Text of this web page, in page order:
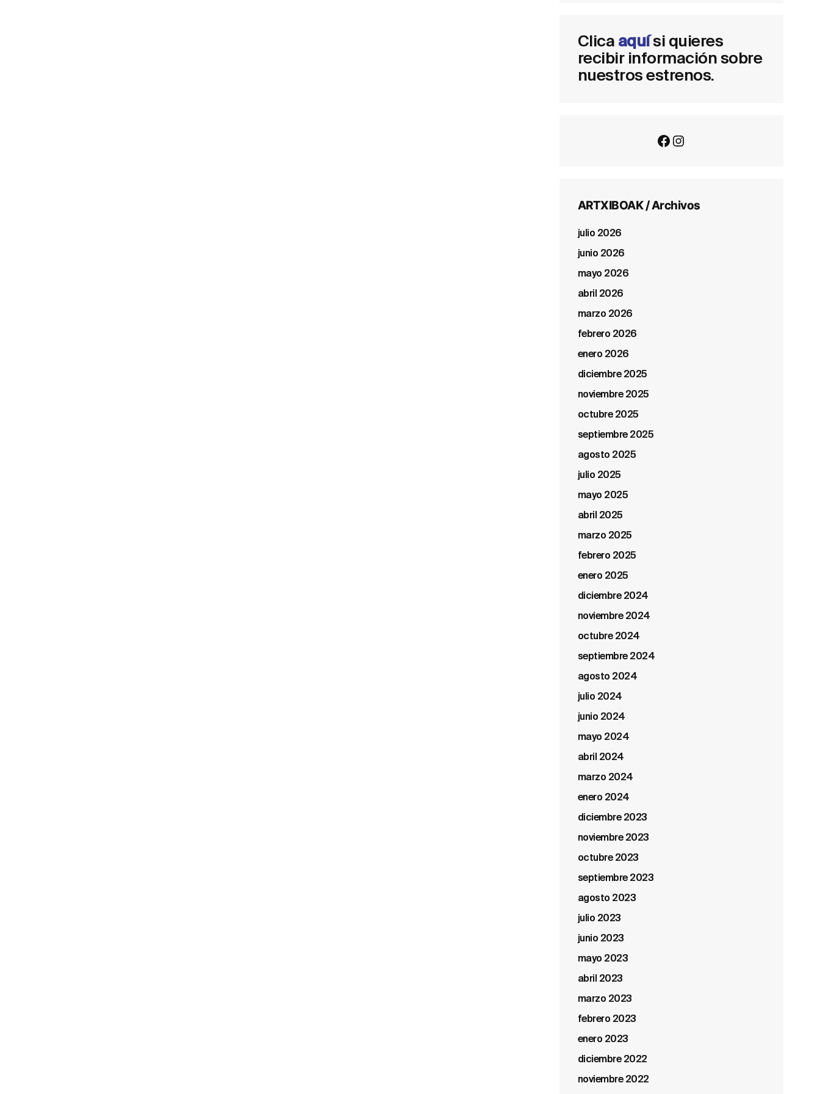
Clica aquísi quieres
recibir información sobre
nuestros estrenos.
Facebook
Instagram
ARTXIBOAK / Archivos
julio 2026
junio 2026
mayo 2026
abril 2026
marzo 2026
febrero 2026
enero 2026
diciembre 2025
noviembre 2025
octubre 2025
septiembre 2025
agosto 2025
julio 2025
mayo 2025
abril 2025
marzo 2025
febrero 2025
enero 2025
diciembre 2024
noviembre 2024
octubre 2024
septiembre 2024
agosto 2024
julio 2024
junio 2024
mayo 2024
abril 2024
marzo 2024
enero 2024
diciembre 2023
noviembre 2023
octubre 2023
septiembre 2023
agosto 2023
julio 2023
junio 2023
mayo 2023
abril 2023
marzo 2023
febrero 2023
enero 2023
diciembre 2022
noviembre 2022